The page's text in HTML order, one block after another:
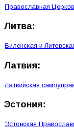
Православная
Литва:
Виленская и
Латвия:
Латвийская
Эстония:
Эстонская